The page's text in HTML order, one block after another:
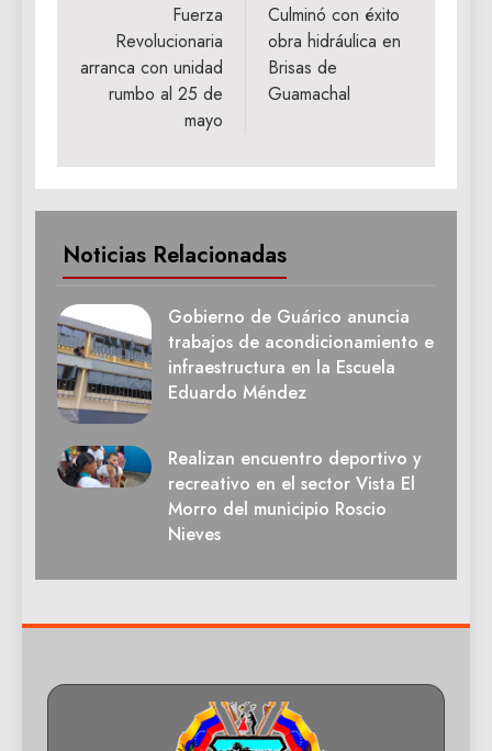
entradas
Fuerza
Revolucionaria
arranca con unidad
rumbo al 25 de
mayo
Culminó con éxito
obra hidráulica en
Brisas de
Guamachal
Noticias Relacionadas
Gobierno de Guárico anuncia
trabajos de acondicionamiento e
infraestructura en la Escuela
Eduardo Méndez
Realizan encuentro deportivo y
recreativo en el sector Vista El
Morro del municipio Roscio
Nieves